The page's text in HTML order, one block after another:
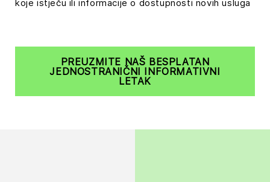
koje istječu ili informacije o dostupnosti novih usluga
PREUZMITE NAŠ BESPLATAN
JEDNOSTRANIČNI INFORMATIVNI
LETAK